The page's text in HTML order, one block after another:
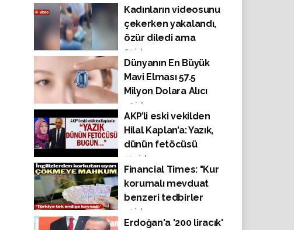
Kadınların videosunu
çekerken yakalandı,
özür diledi ama
dayak yemekten
kaçamadı!
60 izlenme
Dünyanın En Büyük
Mavi Elması 57.5
Milyon Dolara Alıcı
Buldu
40 izlenme
AKP’li eski vekilden
Hilal Kaplan’a: Yazık,
dünün fetöcüsü
bugün…
114 izlenme
Financial Times: "Kur
korumalı mevduat
benzeri tedbirler
çökecek"
45 izlenme
Erdoğan'a '200 liracık'